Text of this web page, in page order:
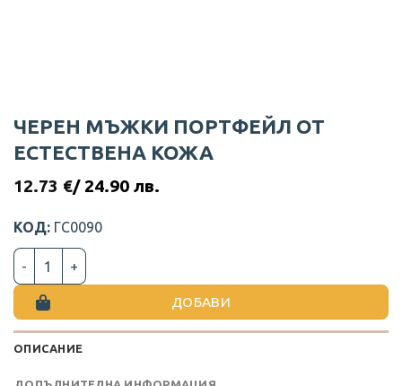
ЧЕРЕН МЪЖКИ ПОРТФЕЙЛ ОТ
ЕСТЕСТВЕНА КОЖА
12.73 €/ 24.90 лв.
КОД: ГС0090
количество за ЧЕРЕН МЪЖКИ ПОРТФЕЙЛ ОТ
ДОБАВИ
ОПИСАНИЕ